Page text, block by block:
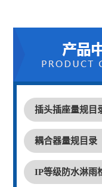
插头插座量规目
耦合器量规目录
IP等级防水淋雨